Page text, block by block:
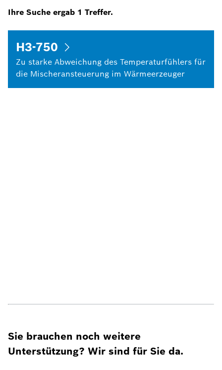
Ihre Suche ergab 1 Treffer.
H3-750
Zu starke Abweichung des Temperaturfühlers für
die Mischeransteuerung im Wärmeerzeuger
Sie brauchen noch weitere
Unterstützung? Wir sind für Sie da.